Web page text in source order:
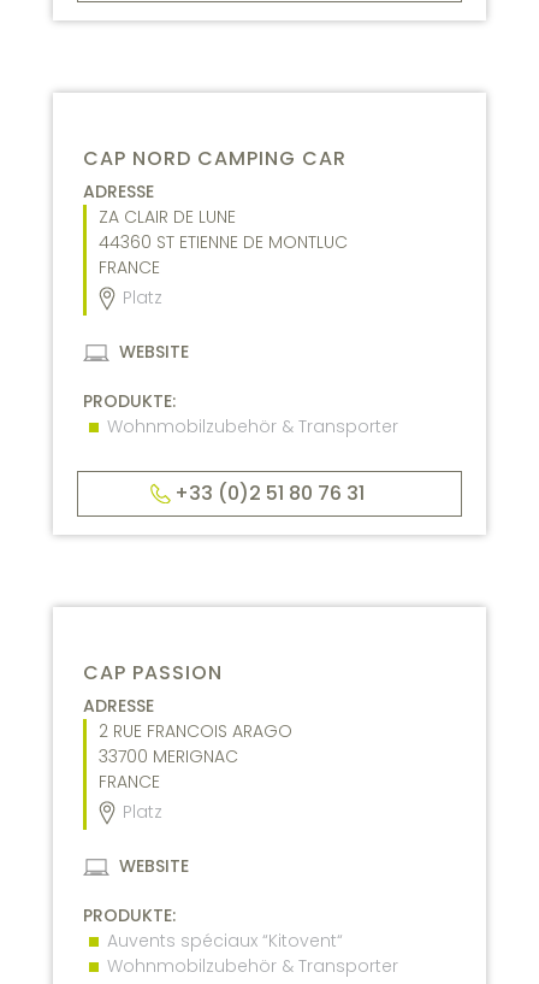
CAP NORD CAMPING CAR
ADRESSE
ZA CLAIR DE LUNE
44360 ST ETIENNE DE MONTLUC
FRANCE
Platz
WEBSITE
PRODUKTE:
Wohnmobilzubehör & Transporter
+33 (0)2 51 80 76 31
CAP PASSION
ADRESSE
2 RUE FRANCOIS ARAGO
33700 MERIGNAC
FRANCE
Platz
WEBSITE
PRODUKTE:
Auvents spéciaux “Kitovent“
Wohnmobilzubehör & Transporter